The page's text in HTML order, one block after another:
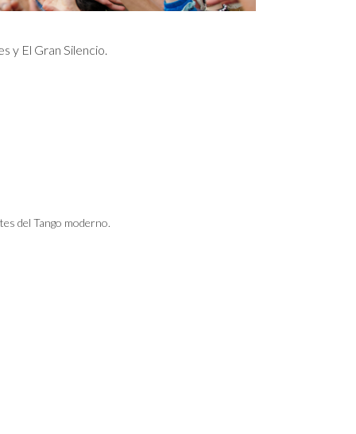
y El Gran Silencio.
del Tango moderno.